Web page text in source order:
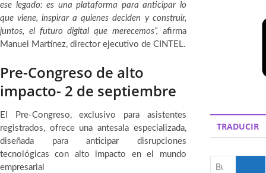
ese legado: es una plataforma para anticipar lo
que viene, inspirar a quienes deciden y construir,
juntos, el futuro digital que merecemos”, afirma
Manuel Martínez, director ejecutivo de CINTEL.
Pre-Congreso de alto
impacto- 2 de septiembre
El Pre-Congreso, exclusivo para asistentes
registrados, ofrece una antesala especializada,
diseñada para anticipar disrupciones
tecnológicas con alto impacto en el mundo
empresarial
TRADUCIR